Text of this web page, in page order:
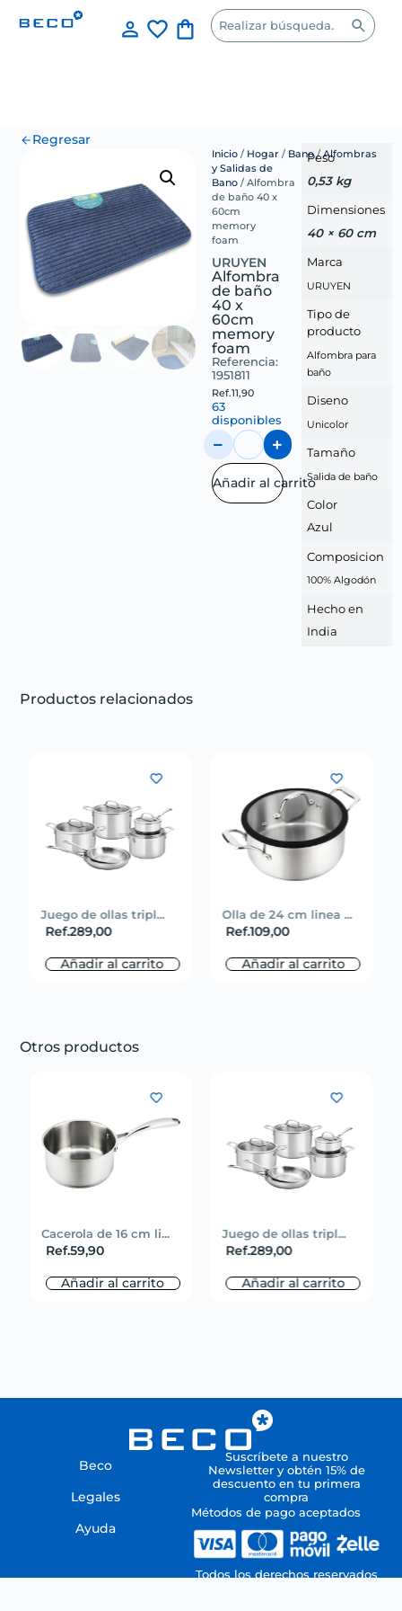
Regresar
Inicio / Hogar / Bano/Alfombras
y Salidas de
Bano / Alfombra
de baño 40 x
60cm
memory
foam
URUYEN
Alfombra
de baño
40 x
60cm
memory
foam
Referencia:
1951811
Ref.11,90
63
disponibles
Añadir al carrito
Peso
0,53 kg
Dimensiones
40 × 60 cm
Marca
URUYEN
Tipo de
producto
Alfombra para
baño
Diseno
Unicolor
Tamaño
Salida de baño
Color
Azul
Composicion
100% Algodón
Hecho en
India
Productos relacionados
Juego de ollas tripl...
Ref.289,00
Añadir al carrito
Olla de 24 cm linea ...
Ref.109,00
Añadir al carrito
Otros productos
Cacerola de 16 cm li...
Ref.59,90
Añadir al carrito
Juego de ollas tripl...
Ref.289,00
Añadir al carrito
Beco
Legales
Ayuda
Suscríbete a nuestro
Newsletter y obtén 15% de
descuento en tu primera
compra
Métodos de pago aceptados
Todos los derechos reservados